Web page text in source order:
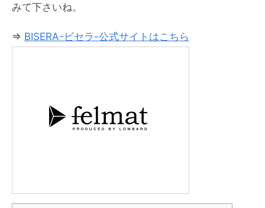
みて下さいね。
⇒ BISERA-ビセラ-公式サイトはこちら